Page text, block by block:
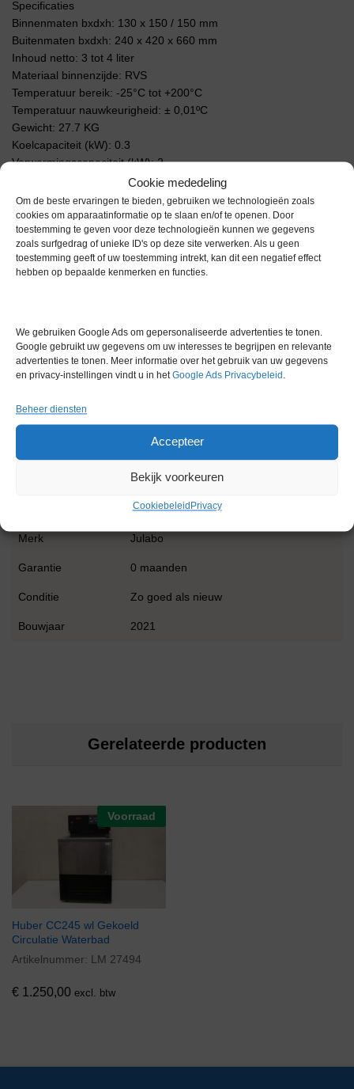
Cookie mededeling
Om de beste ervaringen te bieden, gebruiken we technologieën zoals
cookies om apparaatinformatie op te slaan en/of te openen. Door
toestemming te geven voor deze technologieën kunnen we gegevens
zoals surfgedrag of unieke ID's op deze site verwerken. Als u geen
toestemming geeft of uw toestemming intrekt, kan dit een negatief effect
hebben op bepaalde kenmerken en functies.
We gebruiken Google Ads om gepersonaliseerde advertenties te tonen.
Google gebruikt uw gegevens om uw interesses te begrijpen en relevante
advertenties te tonen. Meer informatie over het gebruik van uw gegevens
en privacy-instellingen vindt u in hetGoogle Ads Privacybeleid .
Beheer diensten
Accepteer
Bekijk voorkeuren
Cookiebeleid Privacy
Specificaties
Binnenmaten bxdxh: 130 x 150 / 150 mm
Buitenmaten bxdxh: 240 x 420 x 660 mm
Inhoud netto: 3 tot 4 liter
Materiaal binnenzijde: RVS
Temperatuur bereik: -25°C tot +200°C
Temperatuur nauwkeurigheid: ± 0,01ºC
Gewicht: 27.7 KG
Koelcapaciteit (kW): 0.3
Verwarmingscapaciteit (kW): 2
Pompcapaciteit debiet (l/min): 8 – 27
Pompcapaciteit persdruk (bar): 0.1 – 0.7
Voordelen Julabo Dyneo DD-300F
• Inclusief USB-aansluiting
• Afneembaar ventilatierooster
• Te gebruiken voor externe en interne toepassingen
• Duidelijk TFT kleurendisplay met meerdere taal opties
• Gemakkelijk te bedienen via draaiknop op voorzijde
• Geïntegreerd programma keuze menu
• Geïntegreerde PT100 aansluiting
• Inclusief badafdekking en geïntegreerde aftapkraan
Extra informatie
0,0 kg
Merk Julabo
Garantie 0 maanden
Conditie Zo goed als nieuw
Bouwjaar 2021
Gerelateerde producten
Voorraad
Huber CC245 wl Gekoeld
Circulatie Waterbad
Artikelnummer: LM 27494
€ 1.250,00 excl. btw